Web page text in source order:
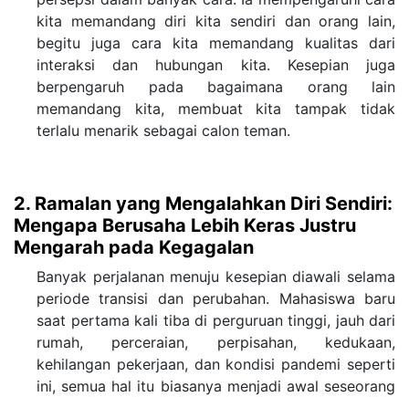
kita memandang diri kita sendiri dan orang lain,
begitu juga cara kita memandang kualitas dari
interaksi dan hubungan kita. Kesepian juga
berpengaruh pada bagaimana orang lain
memandang kita, membuat kita tampak tidak
terlalu menarik sebagai calon teman.
2. Ramalan yang Mengalahkan Diri Sendiri:
Mengapa Berusaha Lebih Keras Justru
Mengarah pada Kegagalan
Banyak perjalanan menuju kesepian diawali selama
periode transisi dan perubahan. Mahasiswa baru
saat pertama kali tiba di perguruan tinggi, jauh dari
rumah, perceraian, perpisahan, kedukaan,
kehilangan pekerjaan, dan kondisi pandemi seperti
ini, semua hal itu biasanya menjadi awal seseorang